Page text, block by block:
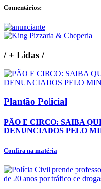
Comentários:
/+ Lidas /
Plantão Policial
PÃO E CIRCO: SAIBA
DENUNCIADOS PELO
Confira na matéria